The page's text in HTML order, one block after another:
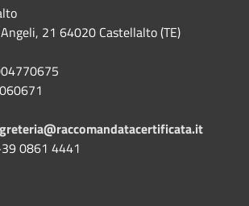
21 64020 Castellalto (TE)
0861 4441